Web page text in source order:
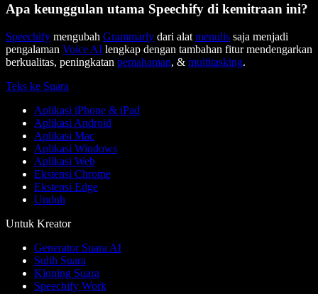
Apa keunggulan utama Speechify di kemitraan ini?
Speechify mengubah Grammarly dari alat menulis saja menjadi
pengalaman Voice AI lengkap dengan tambahan fitur mendengarkan
berkualitas, peningkatan pemahaman, & multitasking.
Teks ke Suara
Aplikasi iPhone & iPad
Aplikasi Android
Aplikasi Mac
Aplikasi Windows
Aplikasi Web
Ekstensi Chrome
Ekstensi Edge
Unduh
Untuk Kreator
Generator Suara AI
Sulih Suara
Kloning Suara
Speechify Work